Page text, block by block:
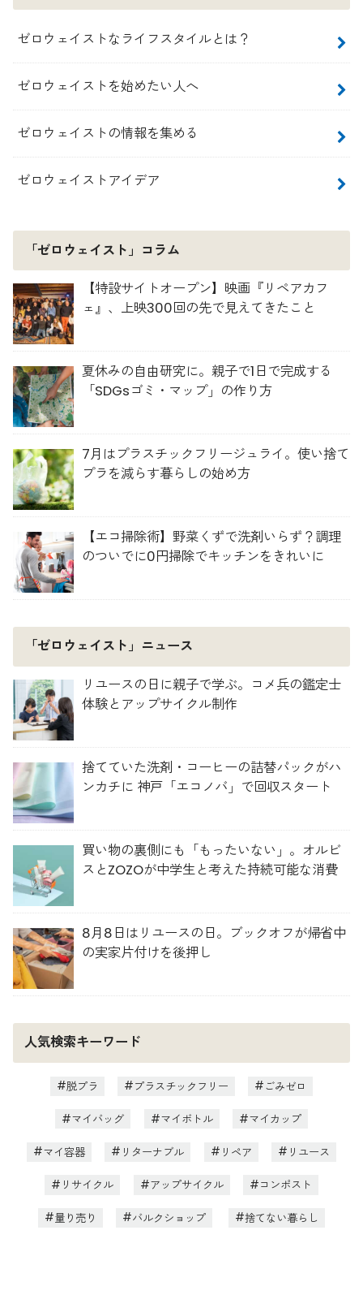
ゼロウェイストなライフスタイルとは？
ゼロウェイストを始めたい人へ
ゼロウェイストの情報を集める
ゼロウェイストアイデア
「ゼロウェイスト」コラム
【特設サイトオープン】映画『リペアカフ
ェ』、上映300回の先で見えてきたこと
夏休みの自由研究に。親子で1日で完成する
「SDGsゴミ・マップ」の作り方
7月はプラスチックフリージュライ。使い捨て
プラを減らす暮らしの始め方
【エコ掃除術】野菜くずで洗剤いらず？調理
のついでに0円掃除でキッチンをきれいに
「ゼロウェイスト」ニュース
リユースの日に親子で学ぶ。コメ兵の鑑定士
体験とアップサイクル制作
捨てていた洗剤・コーヒーの詰替パックがハ
ンカチに 神戸「エコノバ」で回収スタート
買い物の裏側にも「もったいない」。オルビ
スとZOZOが中学生と考えた持続可能な消費
8月8日はリユースの日。ブックオフが帰省中
の実家片付けを後押し
人気検索キーワード
脱プラ プラスチックフリー ごみゼロ
マイバッグ マイボトル マイカップ
マイ容器 リターナブル リペア リユース
リサイクル アップサイクル コンポスト
量り売り バルクショップ 捨てない暮らし